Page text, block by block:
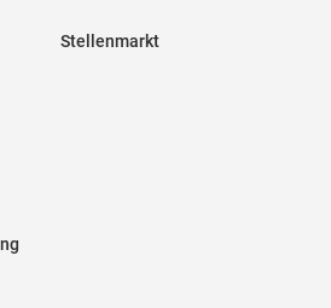
Stellenmarkt